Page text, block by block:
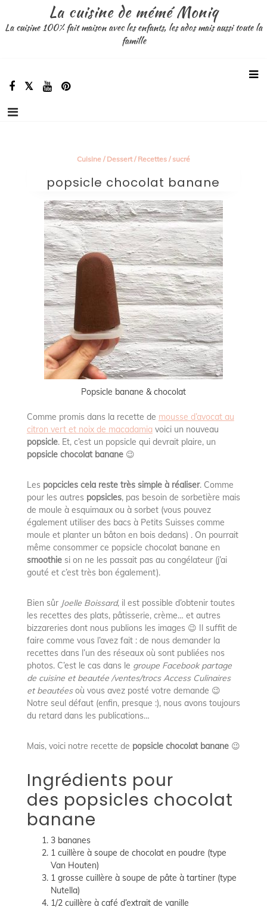
contenu
La cuisine de mémé Moniq
La cuisine 100% fait maison avec les enfants, les ados mais aussi toute la
famille
Cuisine/ Dessert/ Recettes/ sucré
popsicle chocolat banane
Popsicle banane & chocolat
Comme promis dans la recette de mousse d’avocat au
citron vert et noix de macadamiavoici un nouveau
popsicle. Et, c’est un popsicle qui devrait plaire, un
popsicle chocolat banane😉
Les popcicles cela reste très simple à réaliser. Comme
pour les autres popsicles, pas besoin de sorbetière mais
de moule à esquimaux ou à sorbet (vous pouvez
également utiliser des bacs à Petits Suisses comme
moule et planter un bâton en bois dedans) . On pourrait
même consommer ce popsicle chocolat banane en
smoothiesi on ne les passait pas au congélateur (j’ai
gouté et c’est très bon également).
Bien sûr Joelle Boissard, il est possible d’obtenir toutes
les recettes des plats, pâtisserie, crème… et autres
bizzareries dont nous publions les images 😉 Il suffit de
faire comme vous l’avez fait : de nous demander la
recettes dans l’un des réseaux où sont publiées nos
photos. C’est le cas dans le groupe Facebook partage
de cuisine et beautée /ventes/trocs Access Culinaires
et beautéesoù vous avez posté votre demande 😉
Notre seul défaut (enfin, presque :), nous avons toujours
du retard dans les publications…
Mais, voici notre recette de popsicle chocolat banane😉
Ingrédients pour
des popsicles chocolat
banane
3 bananes
1 cuillère à soupe de chocolat en poudre (type
Van Houten)
1 grosse cuillère à soupe de pâte à tartiner (type
Nutella)
1/2 cuillère à café d’extrait de vanille